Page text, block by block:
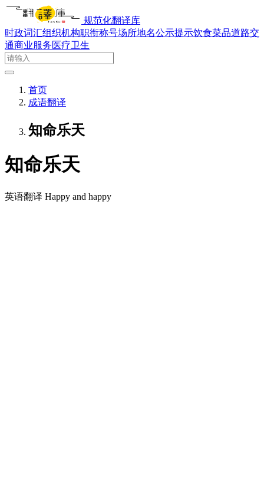
规范化翻译库
时政词汇组织机构职衔称号场所地名公示提示饮食菜品道路交
通商业服务医疗卫生
首页
成语翻译
知命乐天
知命乐天
英语翻译 Happy and happy